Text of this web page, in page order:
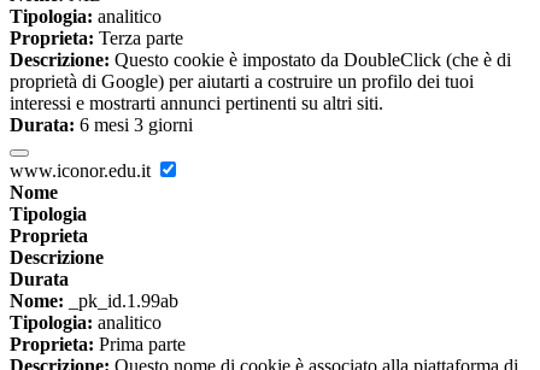
Tipologia: analitico
Proprieta: Terza parte
Descrizione: Questo cookie è impostato da DoubleClick (che è di
proprietà di Google) per aiutarti a costruire un profilo dei tuoi
interessi e mostrarti annunci pertinenti su altri siti.
Durata: 6 mesi 3 giorni
www.iconor.edu.it
Nome
Tipologia
Proprieta
Descrizione
Durata
Nome: _pk_id.1.99ab
Tipologia: analitico
Proprieta: Prima parte
Descrizione: Questo nome di cookie è associato alla piattaforma di